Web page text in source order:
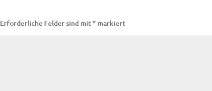
Erforderliche Felder sind mit* markiert